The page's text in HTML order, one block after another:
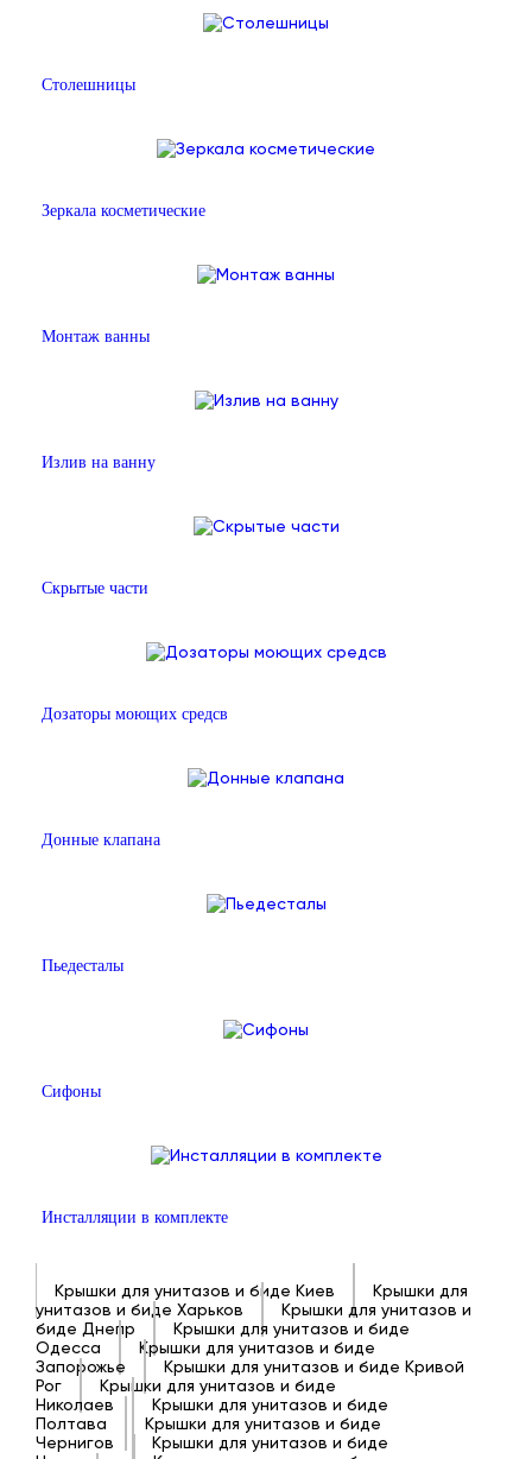
Столешницы
Зеркала косметические
Монтаж ванны
Излив на ванну
Скрытые части
Дозаторы моющих средсв
Донные клапана
Пьедесталы
Сифоны
Инсталляции в комплекте
Крышки для унитазов и биде Киев
Крышки для
унитазов и биде Харьков
Крышки для унитазов и
биде Днепр
Крышки для унитазов и биде
Одесса
Крышки для унитазов и биде
Запорожье
Крышки для унитазов и биде Кривой
Рог
Крышки для унитазов и биде
Николаев
Крышки для унитазов и биде
Полтава
Крышки для унитазов и биде
Чернигов
Крышки для унитазов и биде